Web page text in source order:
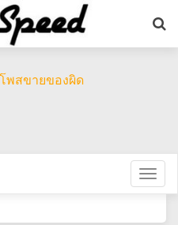
พสขายของผิด